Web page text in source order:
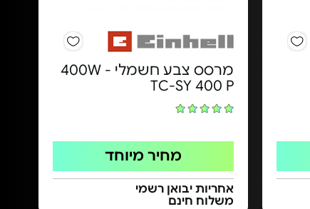
מרסס צבע חשמלי 400W -
TC-SY 400 P
מחיר מיוחד
אחריות יבואן רשמי
משלוח חינם